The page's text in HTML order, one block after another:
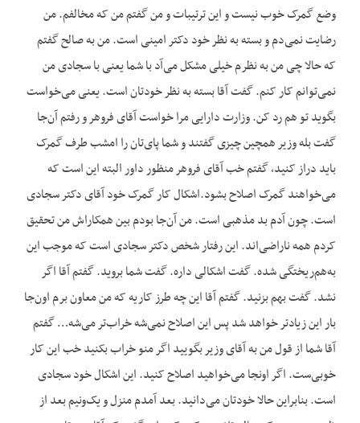
وضع گمرک خوب نیست و این ترتیبات و من گفتم من که مخالفم. من
رضایت نمی‌دم و بسته به نظر خود دکتر امینی است. من به صالح گفتم
که حالا چی من به نظرم خیلی مشکل می‌آد با شما یعنی با سجادی من
نمی‌توانم کار کنم. گفت آقا بسته به نظر خودتان است. یعنی می‌خواست
بگوید تو هم رد کن. وزارت دارایی مرا خواست آقای فروهر و رفتم آن‌جا
گفت بله وزیر همچین چیزی گفتند و شما پای‌تان را امشب طرف گمرک
باید دراز کنید، گفتم خب آقای فروهر منظور داور البته این است که
می‌خواهند گمرک اصلاح بشود.اشکال کار گمرک خود آقای دکتر سجادی
است. چون آدم بد مذهبی است. من آن‌جا بودم بین همکاراش من تحقیق
کردم همه ناراضی‌اند. این رفتار شخص دکتر سجادی است که موجب این
به‌هم‌ریختگی شده. گفت اشکالی داره. گفت شما بروید. گفتم آقا اگر
نشد. گفت بهم بزنید. گفتم آقا این چه طرز کاریه که من معاون برم اون‌جا
بار این زیادتر خواهد شد پس این اصلاح نمی‌شه خراب‌تر می‌شه… گفتم
آقا شما از قول من به آقای وزیر بگویید اگر منو خراب بکنید خب این کار
خوبی‌ست. اگر اونجا می‌خواهید اصلاح کنید. این اشکال خود سجادی
است. بنابراین حالا خودتان می‌دانید. بعد آمدم منزل و یک‌ونیم بعد از